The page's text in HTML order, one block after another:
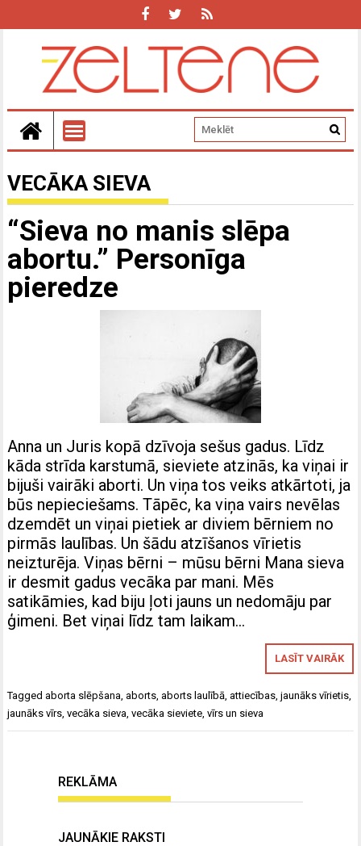
VECĀKA SIEVA
“Sieva no manis slēpa
abortu.” Personīga
pieredze
Anna un Juris kopā dzīvoja sešus gadus. Līdz
kāda strīda karstumā, sieviete atzinās, ka viņai ir
bijuši vairāki aborti. Un viņa tos veiks atkārtoti, ja
būs nepieciešams. Tāpēc, ka viņa vairs nevēlas
dzemdēt un viņai pietiek ar diviem bērniem no
pirmās laulības. Un šādu atzīšanos vīrietis
neizturēja. Viņas bērni – mūsu bērni Mana sieva
ir desmit gadus vecāka par mani. Mēs
satikāmies, kad biju ļoti jauns un nedomāju par
ģimeni. Bet viņai līdz tam laikam…
LASĪT VAIRĀK
Taggedaborta slēpšana ,aborts ,aborts laulībā ,attiecības ,jaunāks vīrietis
jaunāks vīrs ,vecāka sieva ,vecāka sieviete ,vīrs un sieva
REKLĀMA
JAUNĀKIE RAKSTI